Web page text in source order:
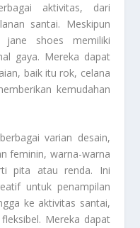
aktivitas, dari
santai. Meskipun
jane shoes memiliki
gaya. Mereka dapat
baik itu rok, celana
kemudahan
varian desain,
feminin, warna-warna
pita atau renda. Ini
untuk penampilan
ke aktivitas santai,
Mereka dapat